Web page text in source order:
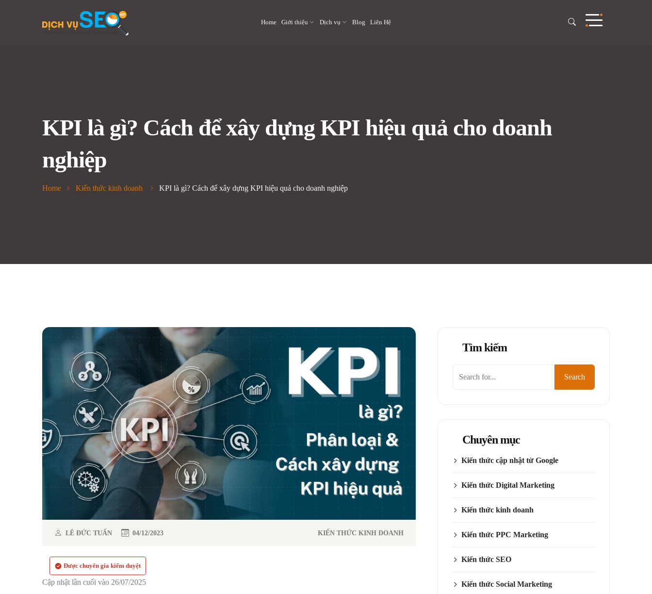
Home Giới thiệu Dịch vụ Blog Liên Hệ
KPI là gì? Cách để xây dựng KPI hiệu quả cho doanh
nghiệp
Home Kiến thức kinh doanh KPI là gì? Cách để xây dựng KPI hiệu quả cho doanh nghiệp
LÊ ĐỨC TUẤN 04/12/2023 KIẾN THỨC KINH DOANH
Được chuyên gia kiểm duyệt
Cập nhật lần cuối vào 26/07/2025
Tìm kiếm
Search
Chuyên mục
Kiến thức cập nhật từ Google
Kiến thức Digital Marketing
Kiến thức kinh doanh
Kiến thức PPC Marketing
Kiến thức SEO
Kiến thức Social Marketing